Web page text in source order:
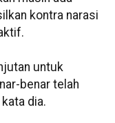
kontra narasi
untuk
benar telah
dia.